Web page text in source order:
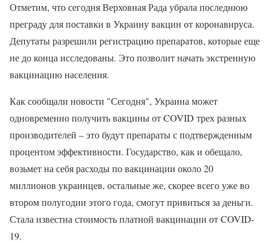
Отметим, что сегодня Верховная Рада убрала последнюю
преграду для поставки в Украину вакцин от коронавируса.
Депутаты разрешили регистрацию препаратов, которые еще
не до конца исследованы. Это позволит начать экстренную
вакцинацию населения.
Как сообщали новости "Сегодня", Украина может
одновременно получить вакцины от COVID трех разных
производителей – это будут препараты с подтвержденным
процентом эффективности. Государство, как и обещало,
возьмет на себя расходы по вакцинации около 20
миллионов украинцев, остальные же, скорее всего уже во
втором полугодии этого года, смогут привиться за деньги.
Стала известна стоимость платной вакцинации от COVID-
19.